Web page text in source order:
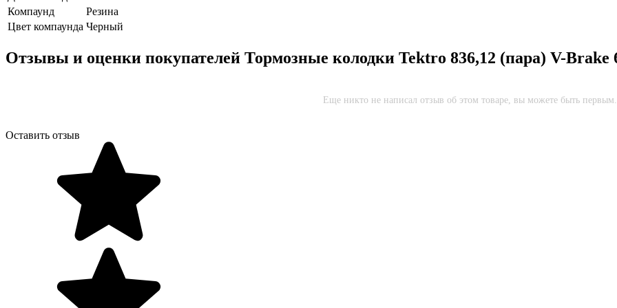
Компаунд
Резина
Цвет компаунда Черный
Отзывы и оценки покупателей Тормозные колодки Tektro 836,12 (пара) V-Brake
Еще никто не написал отзыв об этом товаре, вы можете быть первым.
Оставить отзыв